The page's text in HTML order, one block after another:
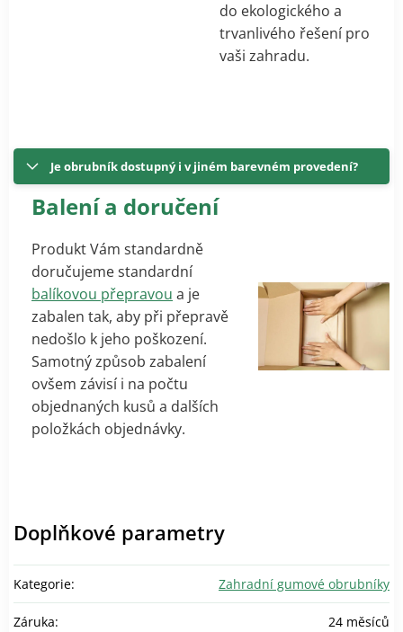
do ekologického a
trvanlivého řešení pro
vaši zahradu.
Je obrubník dostupný i v jiném barevném provedení?
Balení a doručení
Produkt Vám standardně
doručujeme standardní
balíkovou přepravou a je
zabalen tak, aby při přepravě
nedošlo k jeho poškození.
Samotný způsob zabalení
ovšem závisí i na počtu
objednaných kusů a dalších
položkách objednávky.
Doplňkové parametry
Kategorie: Zahradní gumové obrubníky
Záruka: 24 měsíců